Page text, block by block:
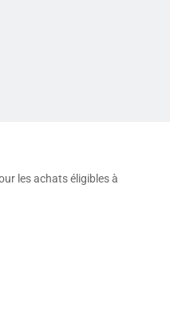
les achats éligibles à